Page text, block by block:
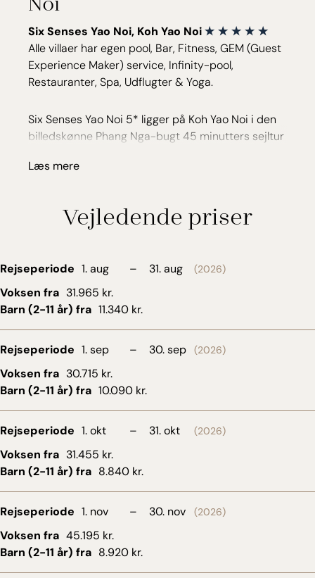
Six Senses Yao Noi, Koh Yao Noi
Alle villaer har egen pool, Bar, Fitness, GEM (Guest
Experience Maker) service, Infinity-pool,
Restauranter, Spa, Udflugter & Yoga.
Six Senses Yao Noi 5* ligger på Koh Yao Noi i den
billedskønne Phang Nga-bugt 45 minutters sejltur
med fokus på ro og nærvær. Du er omgivet af
og restauranter, som var det en thailandsk
Du bor i en smuk villa, der er skabt i naturens egne
både skuldre og puls automatisk kommer ned. Du
er i nærkontakt med naturen og roen. Smagfulde
detaljer som fine tekstiler i harmoniske farver giver
liv og pirrer sanserne. Det er det, alt handler om
på Six Senses: At opleve og nyde med alle sanser.
Du har din egen solterrasse og pool med udsigt til
havet eller det grønne, og din personlige vært er
oplevelser med både lokale og internationale
køkkener. Og én ting må du ikke gå glip af:
Solnedgangen fra restauranten The Hilltop ved
den store pool øverst på bakken. Det er ren magi.
Du kan også forkæle dig selv i spaen, og er du til
sport og sjove aktiviteter, kan du spille tennis,
Læs mere
Vejledende priser
Rejseperiode 1. aug – 31. aug (2026)
Voksen fra 31.965 kr.
Barn (2-11 år) fra 11.340 kr.
Rejseperiode 1. sep – 30. sep (2026)
Voksen fra 30.715 kr.
Barn (2-11 år) fra 10.090 kr.
Rejseperiode 1. okt – 31. okt (2026)
Voksen fra 31.455 kr.
Barn (2-11 år) fra 8.840 kr.
Rejseperiode 1. nov – 30. nov (2026)
Voksen fra 45.195 kr.
Barn (2-11 år) fra 8.920 kr.